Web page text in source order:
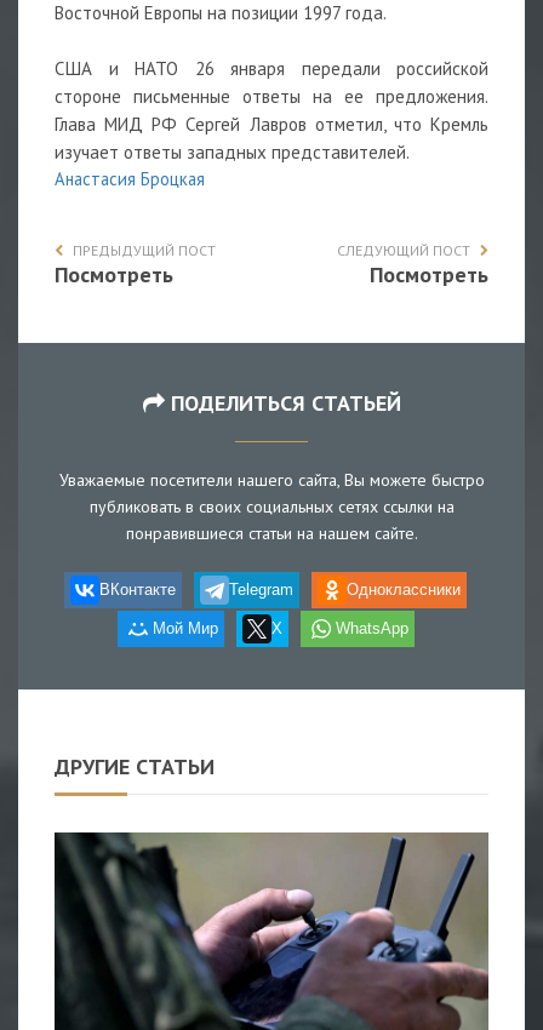
Восточной Европы на позиции 1997 года.
США и НАТО 26 января передали российской
стороне письменные ответы на ее предложения.
Глава МИД РФ Сергей Лавров отметил, что Кремль
изучает ответы западных представителей.
Анастасия Броцкая
ПРЕДЫДУЩИЙ ПОСТ
Посмотреть
СЛЕДУЮЩИЙ ПОСТ
Посмотреть
ПОДЕЛИТЬСЯ СТАТЬЕЙ
Уважаемые посетители нашего сайта, Вы можете быстро
публиковать в своих социальных сетях ссылки на
понравившиеся статьи на нашем сайте.
ВКонтакте Telegram Одноклассники
Мой Мир X WhatsApp
ДРУГИЕ СТАТЬИ